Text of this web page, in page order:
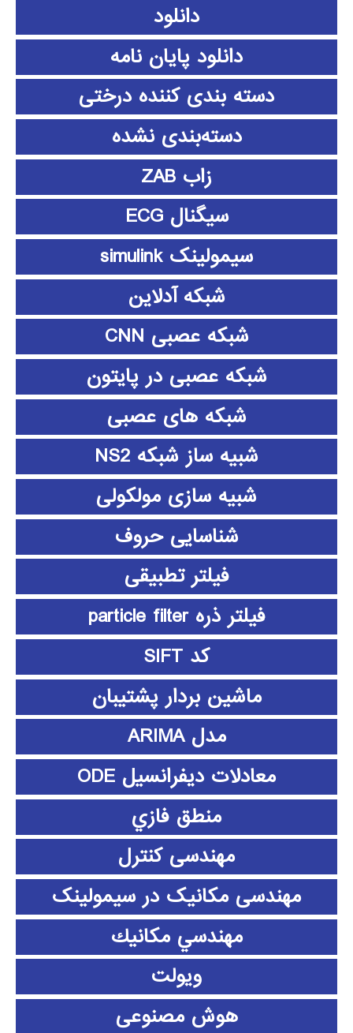
دانلود
دانلود پايان نامه
دسته بندی کننده درختی
دسته‌بندی نشده
زاب ZAB
سیگنال ECG
سیمولینک simulink
شبکه آدلاین
شبکه عصبی CNN
شبکه عصبی در پایتون
شبکه های عصبی
شبیه ساز شبکه NS2
شبیه سازی مولکولی
شناسایی حروف
فیلتر تطبیقی
فیلتر ذره particle filter
کد SIFT
ماشین بردار پشتیبان
مدل ARIMA
معادلات دیفرانسیل ODE
منطق فازي
مهندسی کنترل
مهندسی مکانیک در سیمولینک
مهندسي مكانيك
ویولت
هوش مصنوعی